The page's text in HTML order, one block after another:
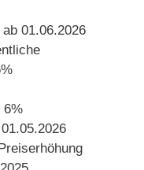
01.06.2026
6%